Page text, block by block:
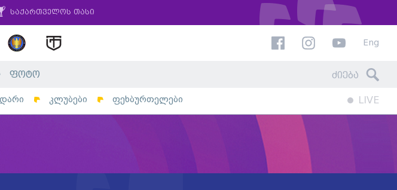
საქართველოს თასი
Eng
ფოტო
კლუბები ფეხბურთელები LIVE